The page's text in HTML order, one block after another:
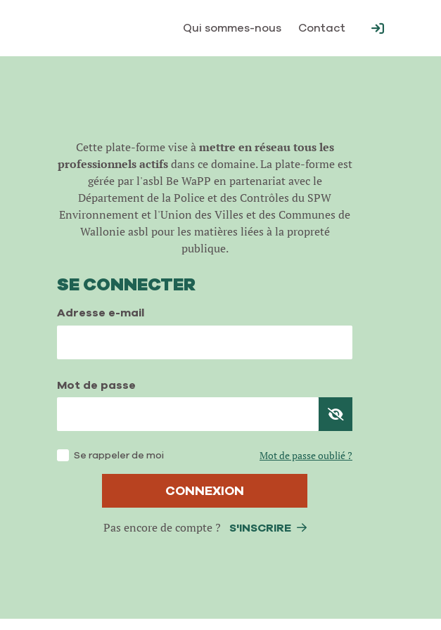
Qui sommes-nous Contact
Cette plate-forme vise àmettre en réseau tous les
professionnels actifsdans ce domaine. La plate-forme est
gérée par l'asbl Be WaPP en partenariat avec le
Département de la Police et des Contrôles du SPW
Environnement et l'Union des Villes et des Communes de
Wallonie asbl pour les matières liées à la propreté
publique.
SE CONNECTER
Adresse e-mail
Mot de passe
Se rappeler de moi Mot de passe oublié ?
CONNEXION
Pas encore de compte ? S'INSCRIRE